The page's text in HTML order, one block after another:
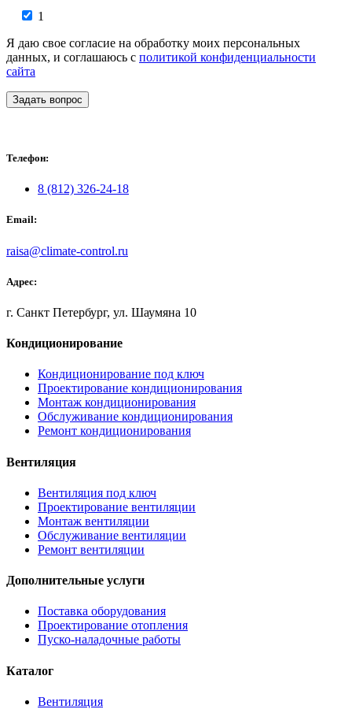
1
Я даю свое согласие на обработку моих персональных
данных, и соглашаюсь с политикой конфиденциальности
сайта
Задать вопрос
Телефон:
8 (812) 326-24-18
Email:
raisa@climate-control.ru
Адрес:
г. Санкт Петербург, ул. Шаумяна 10
Кондиционирование
Кондиционирование под ключ
Проектирование кондиционирования
Монтаж кондиционирования
Обслуживание кондиционирования
Ремонт кондиционирования
Вентиляция
Вентиляция под ключ
Проектирование вентиляции
Монтаж вентиляции
Обслуживание вентиляции
Ремонт вентиляции
Дополнительные услуги
Поставка оборудования
Проектирование отопления
Пуско-наладочные работы
Каталог
Вентиляция